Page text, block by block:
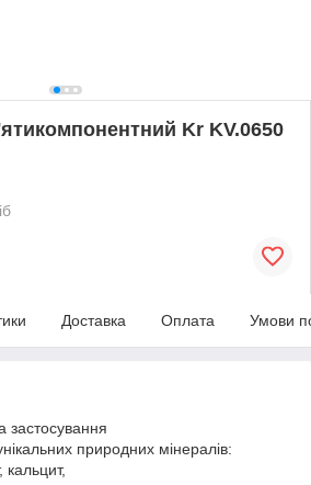
Kr KV.0650
Доставка Оплата Умови
застосування
природних мінералів:
кальцит,